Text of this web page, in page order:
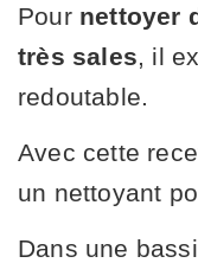
Pour nettoyer
très sales , il
redoutable.
Avec cette
un nettoyant
Dans une